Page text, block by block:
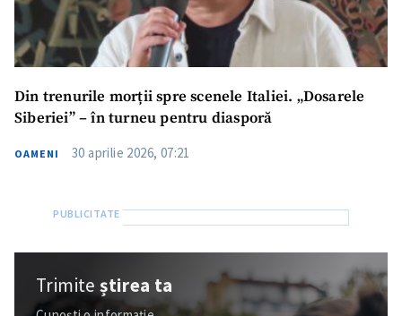
Din trenurile morții spre scenele Italiei. „Dosarele
Siberiei” – în turneu pentru diasporă
OAMENI 30 aprilie 2026, 07:21
Trimiteștirea ta